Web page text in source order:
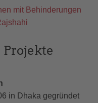
mit Behinderungen
in Dhaka gegründet